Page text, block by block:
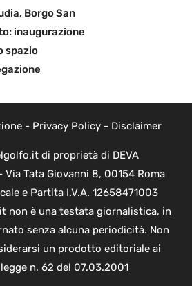
Borgo San
inaugurazione
spazio
- Privacy Policy- Disclaimer
di proprietà di DEVA
- Via Tata Giovanni 8, 00154 Roma
e Partita I.V.A. 12658471003
non è una testata giornalistica, in
senza alcuna periodicità. Non
un prodotto editoriale ai
n. 62 del 07.03.2001